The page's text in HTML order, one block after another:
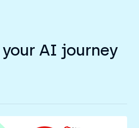
AI journey